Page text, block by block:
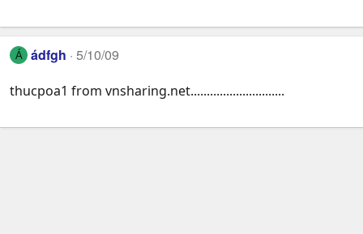
Á ádfgh 5/10/09
thucpoa1 from vnsharing.net.............................